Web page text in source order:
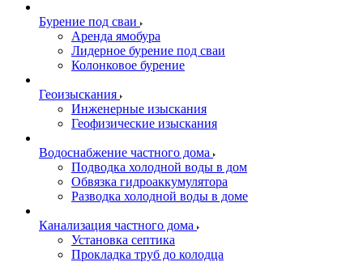
Бурение под сваи
Аренда ямобура
Лидерное бурение под сваи
Колонковое бурение
Геоизыскания
Инженерные изыскания
Геофизические изыскания
Водоснабжение частного дома
Подводка холодной воды в дом
Обвязка гидроаккумулятора
Разводка холодной воды в доме
Канализация частного дома
Установка септика
Прокладка труб до колодца